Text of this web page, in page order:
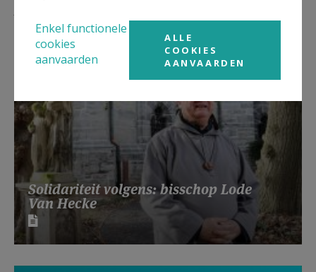
Solidariteit volgens: bisschop Lode
Van Hecke
Enkel functionele
cookies
aanvaarden
ALLE
COOKIES
AANVAARDEN